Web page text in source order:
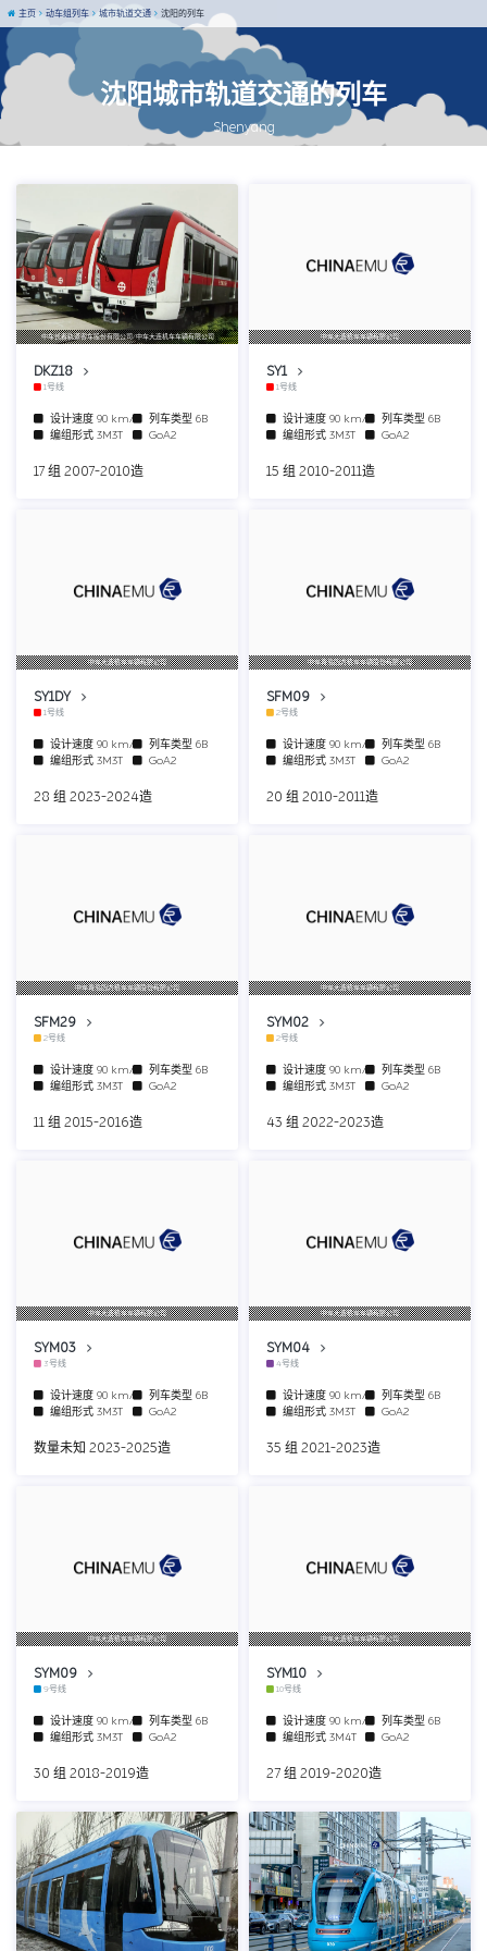
沈阳城市轨道交通的列车
Shenyang
主页 动车组列车 城市轨道交通 沈阳的列车
中车长春轨道客车股份有限公司/中车大连机车车辆有限公司
DKZ18
1号线
设计速度 90 km/h 列车类型 6B
编组形式 3M3T GoA2
17 组 2007-2010造
中车大连机车车辆有限公司
SY1
1号线
设计速度 90 km/h 列车类型 6B
编组形式 3M3T GoA2
15 组 2010-2011造
中车大连机车车辆有限公司
SY1DY
1号线
设计速度 90 km/h 列车类型 6B
编组形式 3M3T GoA2
28 组 2023-2024造
中车青岛四方机车车辆股份有限公司
SFM09
2号线
设计速度 90 km/h 列车类型 6B
编组形式 3M3T GoA2
20 组 2010-2011造
中车青岛四方机车车辆股份有限公司
SFM29
2号线
设计速度 90 km/h 列车类型 6B
编组形式 3M3T GoA2
11 组 2015-2016造
中车大连机车车辆有限公司
SYM02
2号线
设计速度 90 km/h 列车类型 6B
编组形式 3M3T GoA2
43 组 2022-2023造
中车大连机车车辆有限公司
SYM03
3号线
设计速度 90 km/h 列车类型 6B
编组形式 3M3T GoA2
数量未知 2023-2025造
中车大连机车车辆有限公司
SYM04
4号线
设计速度 90 km/h 列车类型 6B
编组形式 3M3T GoA2
35 组 2021-2023造
中车大连机车车辆有限公司
SYM09
9号线
设计速度 90 km/h 列车类型 6B
编组形式 3M3T GoA2
30 组 2018-2019造
中车大连机车车辆有限公司
SYM10
10号线
设计速度 90 km/h 列车类型 6B
编组形式 3M4T GoA2
27 组 2019-2020造